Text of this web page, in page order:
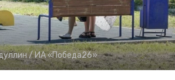
/ ИА «Победа26»